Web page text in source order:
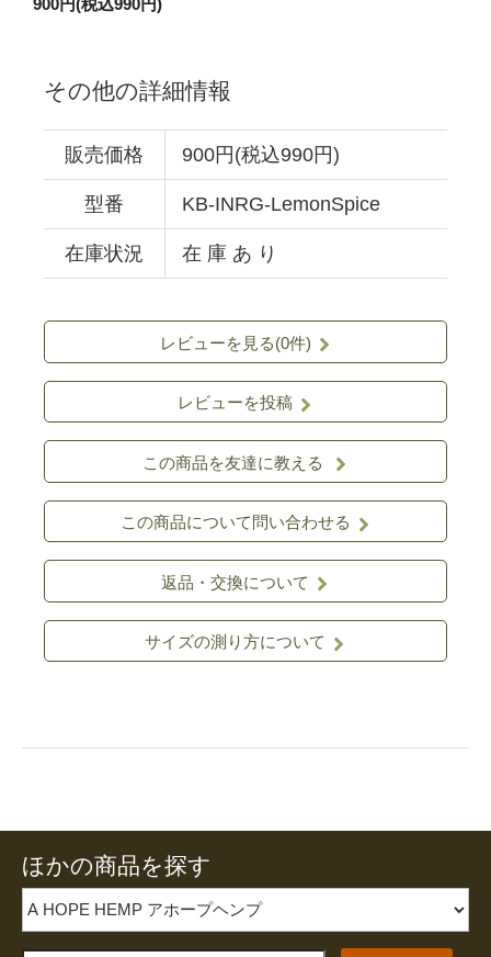
900円(税込990円)
その他の詳細情報
販売価格 900円(税込990円)
型番 KB-INRG-LemonSpice
在庫状況 在 庫 あ り
レビューを見る(0件)
レビューを投稿
この商品を友達に教える
この商品について問い合わせる
返品・交換について
サイズの測り方について
ほかの商品を探す